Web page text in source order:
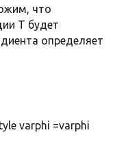
что
T будет
определяет
varphi =varphi